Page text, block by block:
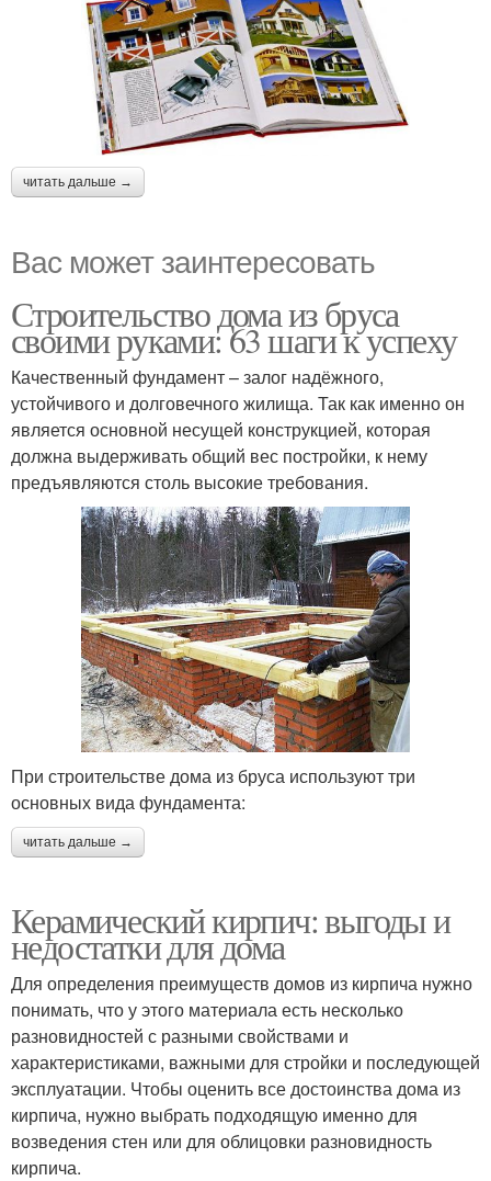
читать дальше →
Вас может заинтересовать
Строительство дома из бруса
своими руками: 63 шаги к успеху
Качественный фундамент – залог надёжного,
устойчивого и долговечного жилища. Так как именно он
является основной несущей конструкцией, которая
должна выдерживать общий вес постройки, к нему
предъявляются столь высокие требования.
При строительстве дома из бруса используют три
основных вида фундамента:
читать дальше →
Керамический кирпич: выгоды и
недостатки для дома
Для определения преимуществ домов из кирпича нужно
понимать, что у этого материала есть несколько
разновидностей с разными свойствами и
характеристиками, важными для стройки и последующей
эксплуатации. Чтобы оценить все достоинства дома из
кирпича, нужно выбрать подходящую именно для
возведения стен или для облицовки разновидность
кирпича.